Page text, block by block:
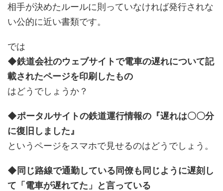
相手が決めたルールに則っていなければ発行されな
い公的に近い書類です。
では
◆鉄道会社のウェブサイトで電車の遅れについて記
載されたページを印刷したもの
はどうでしょうか？
◆ポータルサイトの鉄道運行情報の『遅れは〇〇分
に復旧しました』
というページをスマホで見せるのはどうでしょう。
◆同じ路線で通勤している同僚も同じように遅刻し
て「電車が遅れてた」と言っている